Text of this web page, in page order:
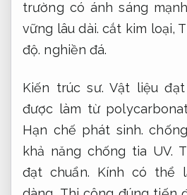
trường có ánh sáng
vững lâu dài. cắt kim loại,
độ. nghiền đá.
Kiến trúc sư. Vật liệu đạt
được làm từ
Hạn chế phát sinh.
khả năng chống tia UV.
đạt chuẩn. Kính có thể